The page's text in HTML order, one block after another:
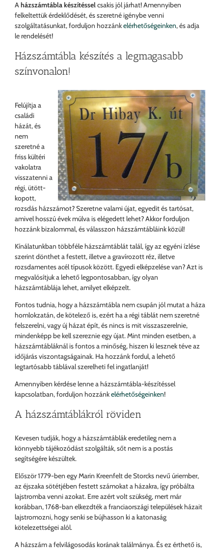
Aházszámtábla készítésselcsakis jól járhat! Amennyiben
felkeltettük érdeklődését, és szeretné igénybe venni
szolgáltatásunkat, forduljon hozzánkelérhetőségeinken, és adja
le rendelését!
Házszámtábla készítés a legmagasabb
színvonalon!
Felújítja a
családi
házát, és
nem
szeretné a
friss kültéri
vakolatra
visszatenni a
régi, ütött-
kopott,
rozsdás házszámot? Szeretne valami újat, egyedit és tartósat,
amivel hosszú évek múlva is elégedett lehet? Akkor forduljon
hozzánk bizalommal, és válasszon házszámtábláink közül!
Kínálatunkban többféle házszámtáblát talál, így az egyéni ízlése
szerint dönthet a festett, illetve a gravírozott réz, illetve
rozsdamentes acél típusok között. Egyedi elképzelése van? Azt is
megvalósítjuk a lehető legpontosabban, így olyan
házszámtáblája lehet, amilyet elképzelt.
Fontos tudnia, hogy a házszámtábla nem csupán jól mutat a háza
homlokzatán, de kötelező is, ezért ha a régi táblát nem szeretné
felszerelni, vagy új házat épít, és nincs is mit visszaszerelnie,
mindenképp be kell szereznie egy újat. Mint minden esetben, a
házszámtábláknál is fontos a minőség, hiszen ki lesznek téve az
időjárás viszontagságainak. Ha hozzánk fordul, a lehető
legtartósabb táblával szerelheti fel ingatlanját!
Amennyiben kérdése lenne a házszámtábla-készítéssel
kapcsolatban, forduljon hozzánkelérhetőségeinken!
A házszámtáblákról röviden
Kevesen tudják, hogy a házszámtáblák eredetileg nem a
könnyebb tájékozódást szolgálták, sőt nem is a postás
segítségére készültek.
Először 1779-ben egy Marin Kreenfelt de Storcks nevű úriember,
az éjszaka sötétjében festett számokat a házakra, így próbálta
lajstromba venni azokat. Erre azért volt szükség, mert már
korábban, 1768-ban elkezdték a franciaországi települések házait
lajstromozni, hogy senki se bújhasson ki a katonaság
kötelezettségei alól.
A házszám a felvilágosodás korának találmánya. És ez érthető is,